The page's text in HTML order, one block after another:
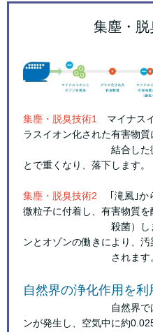
集塵・脱
集塵・脱臭技術1
マイナス
ラスイオン化された有害物質
結合した微粒子は
とで重くなり、落下します。
集塵・脱臭技術2 ｢滝風｣か
微粒子に付着し、有害物質を
殺菌）します。こ
ンとオゾンの働きにより、
されます
自然界の浄化作用を利
自然界では太陽光
ンが発生し、空気中に約